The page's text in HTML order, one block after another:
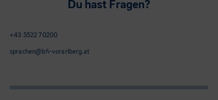
Du hast Fragen?
+43 5522 70200
sprachen@bfi-vorarlberg.at